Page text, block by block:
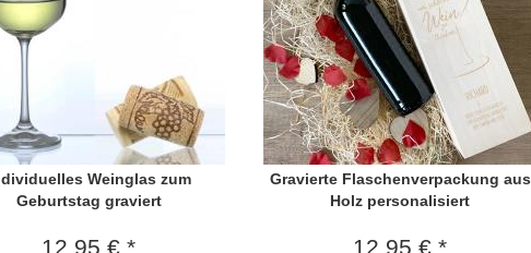
Weinglas zum
Geburtstag graviert
12,95 € *
Gravierte Flaschenverpackung aus
Holz personalisiert
12,95 € *